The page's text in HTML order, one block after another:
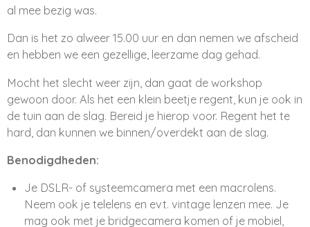
al mee bezig was.
Dan is het zo alweer 15.00 uur en dan nemen we afscheid
en hebben we een gezellige, leerzame dag gehad.
Mocht het slecht weer zijn, dan gaat de workshop
gewoon door. Als het een klein beetje regent, kun je ook in
de tuin aan de slag. Bereid je hierop voor. Regent het te
hard, dan kunnen we binnen/overdekt aan de slag.
Benodigdheden:
Je DSLR- of systeemcamera met een macrolens.
Neem ook je telelens en evt. vintage lenzen mee. Je
mag ook met je bridgecamera komen of je mobiel,